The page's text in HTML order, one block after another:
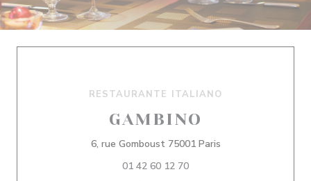
RESTAURANTE ITALIANO
GAMBINO
6, rue Gomboust 75001 Paris((abre en una
01 42 60 12 70